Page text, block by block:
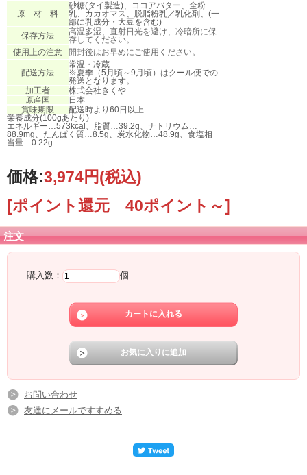
原 材 料
砂糖(タイ製造)、ココアバター、全粉
乳、カカオマス、脱脂粉乳／乳化剤、(一
部に乳成分・大豆を含む)
保存方法
高温多湿、直射日光を避け、冷暗所に保
存してください。
使用上の注意
開封後はお早めにご使用ください。
配送方法
常温・冷蔵
※夏季（5月頃～9月頃）はクール便での
発送となります。
加工者
株式会社きくや
原産国
日本
賞味期限
配送時より60日以上
栄養成分(100gあたり)
エネルギー…573kcal、脂質…39.2g、ナトリウム…
88.9mg、たんぱく質…8.5g、炭水化物…48.9g、食塩相
当量…0.22g
価格:3,974円(税込)
[ポイント還元 40ポイント～]
注文
購入数： 個
お問い合わせ
友達にメールですすめる